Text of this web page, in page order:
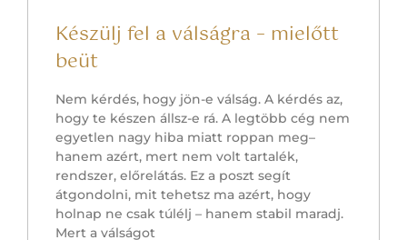
Készülj fel a válságra – mielőtt
beüt
Nem kérdés, hogy jön-e válság. A kérdés az,
hogy te készen állsz-e rá. A legtöbb cég nem
egyetlen nagy hiba miatt roppan meg–
hanem azért, mert nem volt tartalék,
rendszer, előrelátás. Ez a poszt segít
átgondolni, mit tehetsz ma azért, hogy
holnap ne csak túlélj – hanem stabil maradj.
Mert a válságot